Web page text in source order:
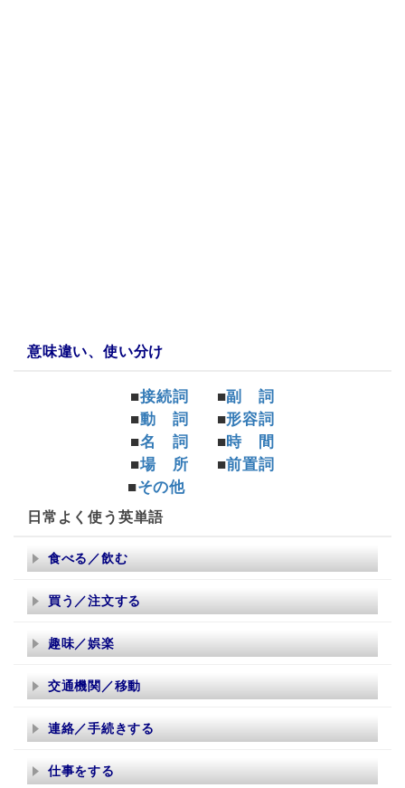
意味違い、使い分け
■接続詞 ■副 詞
■動 詞 ■形容詞
■名 詞 ■時 間
■場 所 ■前置詞
■その他
日常よく使う英単語
食べる／飲む
買う／注文する
趣味／娯楽
交通機関／移動
連絡／手続きする
仕事をする